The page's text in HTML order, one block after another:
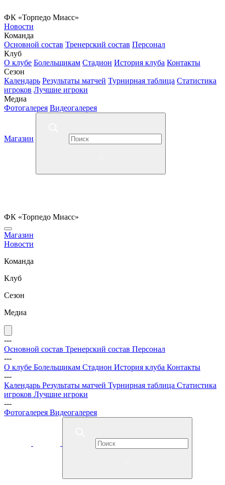
ФК «Торпедо Миасс»
Новости
Команда
Основной состав Тренерский состав Персонал
Клуб
О клубе Болельщикам Стадион История клуба Контакты
Сезон
Календарь Результаты матчей Турнирная таблица Статистика
игроков Лучшие игроки
Медиа
Фотогалерея Видеогалерея
Магазин
ФК «Торпедо Миасс»
Магазин
Новости
Команда
Клуб
Сезон
Медиа
---
Основной состав Тренерский состав Персонал
---
О клубе Болельщикам Стадион История клуба Контакты
---
Календарь Результаты матчей Турнирная таблица Статистика
игроков Лучшие игроки
---
Фотогалерея Видеогалерея